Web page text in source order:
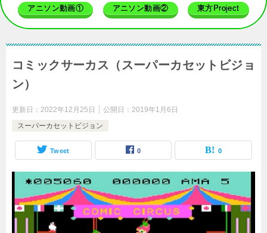
アニソン動画① アニソン動画② 東方Project
コミックサーカス（スーパーカセットビジョ
ン）
更新日： 2022年12月25日 公開日： 2019年1月6日
スーパーカセットビジョン
Tweet 0 0